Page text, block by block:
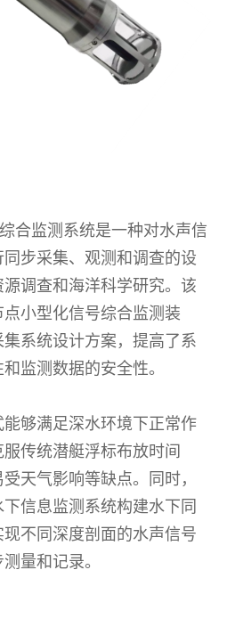
合监测系统是一种对水声信
步采集、观测和调查的设
调查和海洋科学研究。该
小型化信号综合监测装
系统设计方案，提高了系
监测数据的安全性。
够满足深水环境下正常作
传统潜艇浮标布放时间
天气影响等缺点。同时，
信息监测系统构建水下同
不同深度剖面的水声信号
量和记录。